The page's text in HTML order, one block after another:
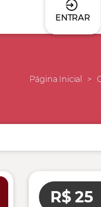
ENTRAR
Página Inicial
R$ 25